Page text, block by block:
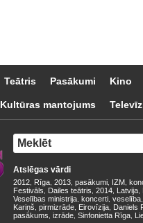
Teātris Pasākumi Kino
Kultūras mantojums
Atslēgas vārdi
2012 Rīga 2013 pasākumi IZM
Festivāls
Dailes teātris 2014 Latvija
Veselības ministrija koncerti veselība
Kariņš pirmizrāde Eirovīzija Daniels
pasākums izrāde Sinfonietta Rīga